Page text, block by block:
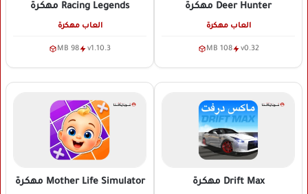
Deer Hunter مهكرة
العاب مهكرة
v0.32
108 MB
Racing Legends مهكرة
العاب مهكرة
v1.10.3
98 MB
Drift Max مهكرة Mother Life Simulator مهكرة